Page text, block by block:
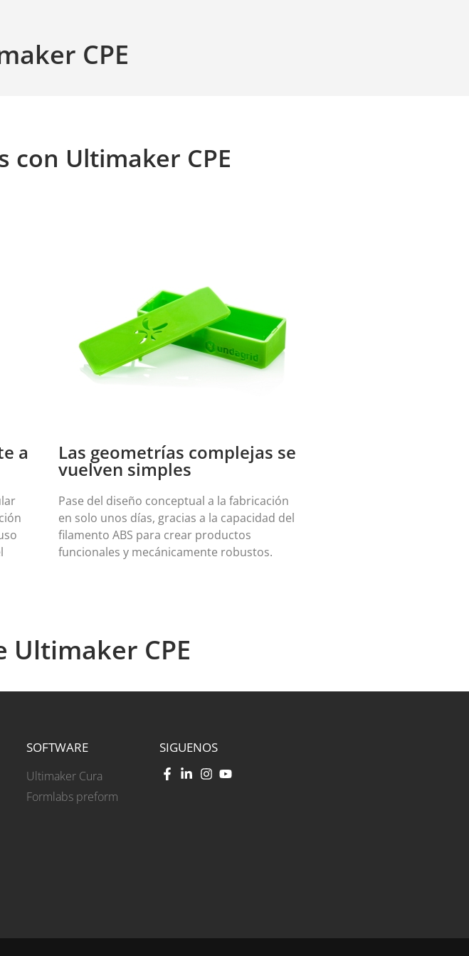
CPE
con Ultimaker CPE
a Las geometrías complejas se
vuelven simples
Pase del diseño conceptual a la fabricación
en solo unos días, gracias a la capacidad del
filamento ABS para crear productos
funcionales y mecánicamente robustos.
Ultimaker CPE
SOFTWARE
Ultimaker Cura
Formlabs preform
SIGUENOS